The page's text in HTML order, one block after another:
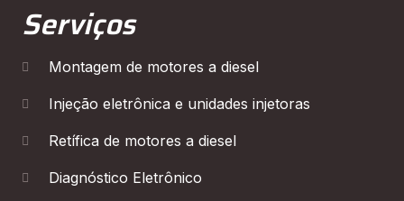
Serviços
Montagem de motores a diesel
Injeção eletrônica e unidades injetoras
Retífica de motores a diesel
Diagnóstico Eletrônico